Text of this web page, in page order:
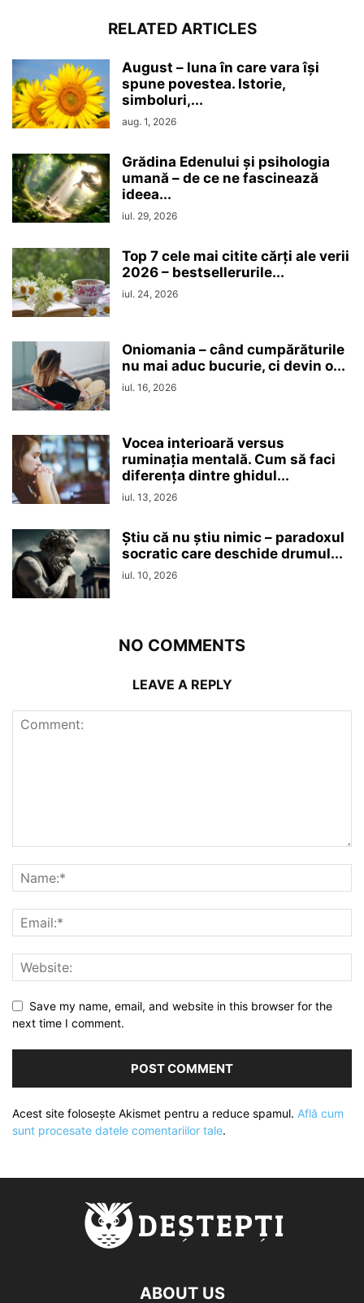
RELATED ARTICLES
August – luna în care vara își
spune povestea. Istorie,
simboluri,...
aug. 1, 2026
Grădina Edenului și psihologia
umană – de ce ne fascinează
ideea...
iul. 29, 2026
Top 7 cele mai citite cărți ale verii
2026 – bestsellerurile...
iul. 24, 2026
Oniomania – când cumpărăturile
nu mai aduc bucurie, ci devin o...
iul. 16, 2026
Vocea interioară versus
ruminaţia mentală. Cum să faci
diferența dintre ghidul...
iul. 13, 2026
Ştiu că nu ştiu nimic – paradoxul
socratic care deschide drumul...
iul. 10, 2026
NO COMMENTS
LEAVE A REPLY
Save my name, email, and website in this browser for the
next time I comment.
Acest site folosește Akismet pentru a reduce spamul. Află cum
sunt procesate datele comentariilor tale.
ABOUT US